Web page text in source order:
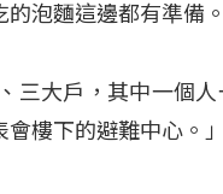
泡麵這邊都有準備。
三大戶，其中一個
樓下的避難中心。」